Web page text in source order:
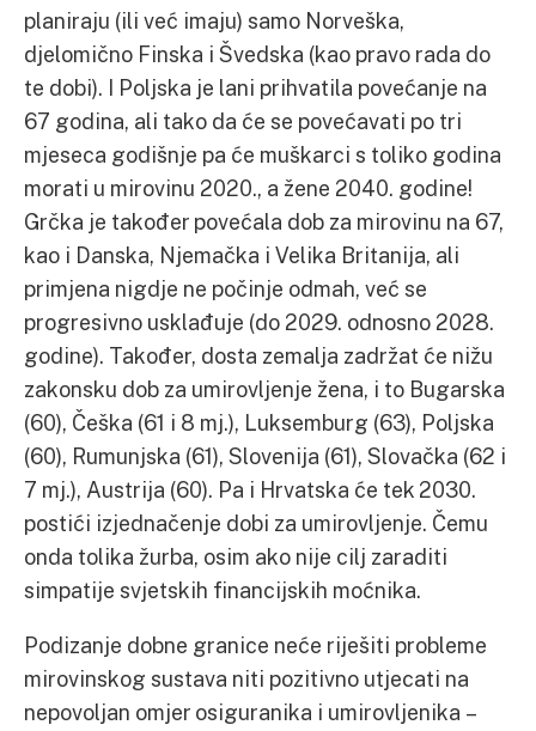
planiraju (ili već imaju) samo Norveška,
djelomično Finska i Švedska (kao pravo rada do
te dobi). I Poljska je lani prihvatila povećanje na
67 godina, ali tako da će se povećavati po tri
mjeseca godišnje pa će muškarci s toliko godina
morati u mirovinu 2020., a žene 2040. godine!
Grčka je također povećala dob za mirovinu na 67,
kao i Danska, Njemačka i Velika Britanija, ali
primjena nigdje ne počinje odmah, već se
progresivno usklađuje (do 2029. odnosno 2028.
godine). Također, dosta zemalja zadržat će nižu
zakonsku dob za umirovljenje žena, i to Bugarska
(60), Češka (61 i 8 mj.), Luksemburg (63), Poljska
(60), Rumunjska (61), Slovenija (61), Slovačka (62 i
7 mj.), Austrija (60). Pa i Hrvatska će tek 2030.
postići izjednačenje dobi za umirovljenje. Čemu
onda tolika žurba, osim ako nije cilj zaraditi
simpatije svjetskih financijskih moćnika.
Podizanje dobne granice neće riješiti probleme
mirovinskog sustava niti pozitivno utjecati na
nepovoljan omjer osiguranika i umirovljenika –